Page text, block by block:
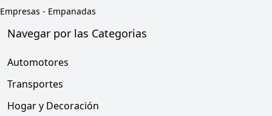
Empresas - Empanadas
Navegar por las Categorias
Automotores
Transportes
Hogar y Decoración